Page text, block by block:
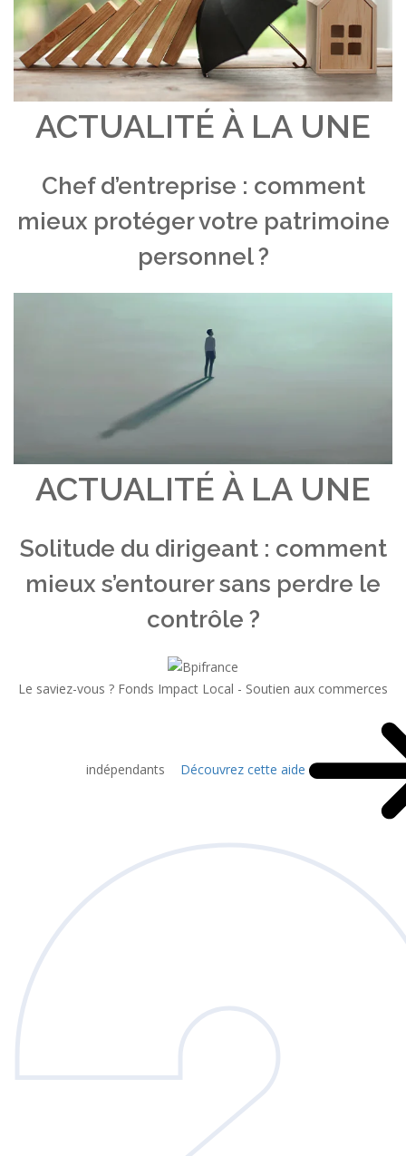
ACTUALITÉ À LA UNE
Chef d’entreprise : comment
mieux protéger votre patrimoine
personnel ?
ACTUALITÉ À LA UNE
Solitude du dirigeant : comment
mieux s’entourer sans perdre le
contrôle ?
Le saviez-vous ? Fonds Impact Local - Soutien aux commerces
indépendants Découvrez cette aide